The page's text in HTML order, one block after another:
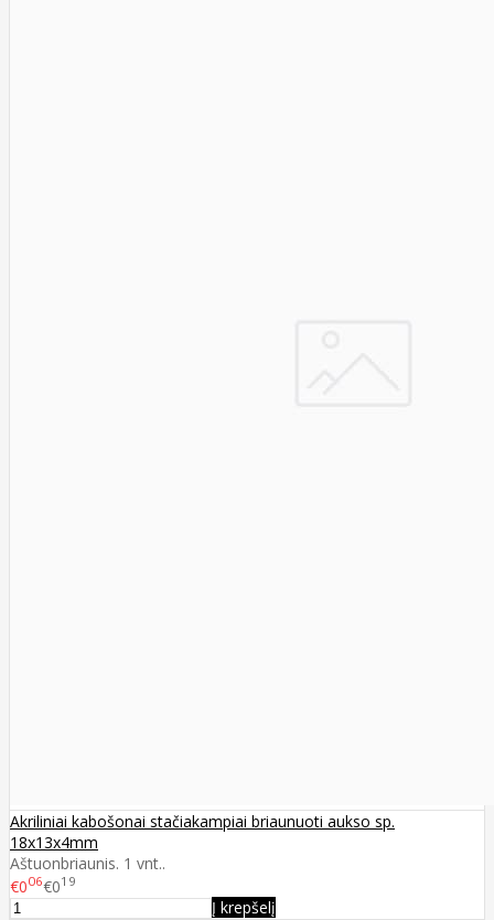
Akriliniai kabošonai stačiakampiai briaunuoti aukso sp.
18x13x4mm
Aštuonbriaunis. 1 vnt..
€006€019
Į krepšelį